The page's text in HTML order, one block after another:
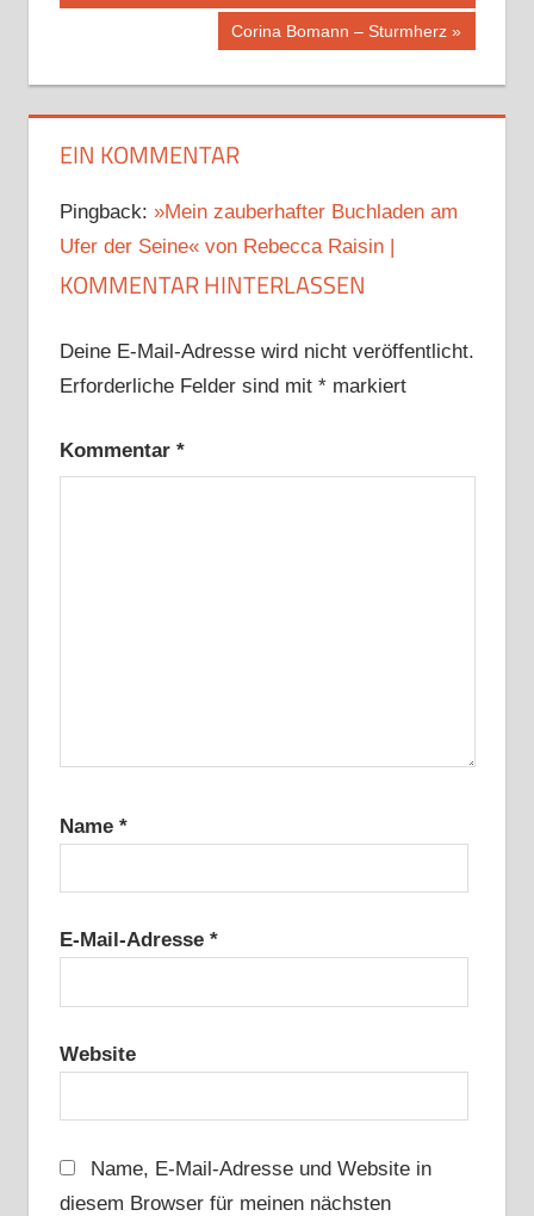
Nächster
Corina Bomann – Sturmherz
EIN KOMMENTAR
Pingback: »Mein zauberhafter Buchladen am
Ufer der Seine« von Rebecca Raisin |
KOMMENTAR HINTERLASSEN
Deine E-Mail-Adresse wird nicht veröffentlicht.
Erforderliche Felder sind mit *markiert
Kommentar *
Name *
E-Mail-Adresse *
Website
Name, E-Mail-Adresse und Website in
diesem Browser für meinen nächsten